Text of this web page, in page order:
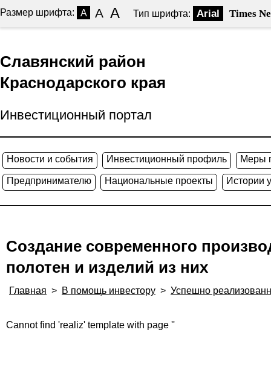
Размер шрифта: A A A Тип шрифта: Arial Times
Славянский район
Краснодарского края
Инвестиционный портал
Новости и события Инвестиционный профиль Меры
Предпринимателю Национальные проекты Истории
Создание современного
полотен и изделий из них
Главная > В помощь инвестору > Успешно
Cannot find 'realiz' template with page ''